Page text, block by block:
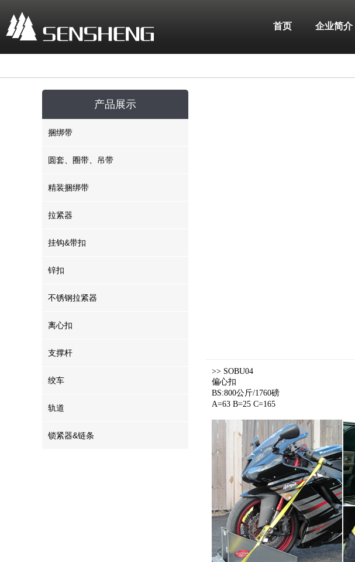
首页 企业简介
产品展示
捆绑带
圆套、圈带、吊带
精装捆绑带
拉紧器
挂钩&带扣
锌扣
不锈钢拉紧器
离心扣
支撑杆
绞车
轨道
锁紧器&链条
>> SOBU04
偏心扣
BS:800公斤/1760磅
A=63 B=25 C=165